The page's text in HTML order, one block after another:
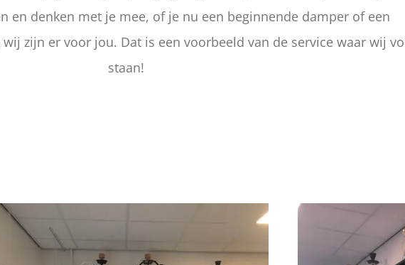
en denken met je mee, of je nu een beginnende damper of een
zijn er voor jou. Dat is een voorbeeld van de service waar wij
staan!